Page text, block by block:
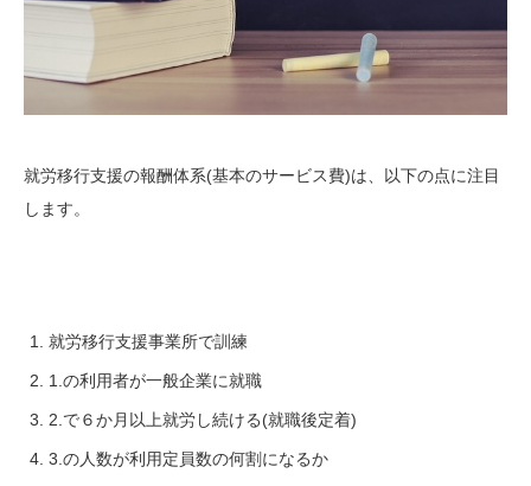
就労移行支援の報酬体系(基本のサービス費)は、以下の点に注目
します。
就労移行支援事業所で訓練
1.の利用者が一般企業に就職
2.で６か月以上就労し続ける(就職後定着)
3.の人数が利用定員数の何割になるか